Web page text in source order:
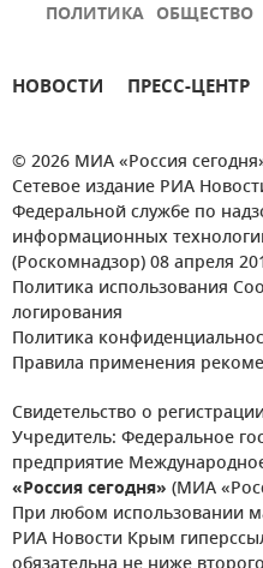
ПОЛИТИКА ОБЩЕСТВО
НОВОСТИ ПРЕСС-ЦЕНТР
© 2026 МИА «Россия
Сетевое издание РИА
Федеральной службе по
информационных
(Роскомнадзор) 08 апреля
Политика использования
логирования
Политика
Правила применения
Свидетельство о
Учредитель: Федеральное
предприятие
«Россия сегодня» (МИА
При любом использовании
РИА Новости Крым